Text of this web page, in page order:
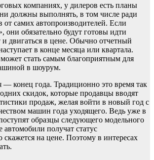
компаниях, у дилеров есть планы
должны выполнять, в том числе ради
от самих автопроизводителей. Если
они обязательно будут готовы идти
и двигаться в цене. Обычно отчетный
в конце месяца или квартала.
стать самым благоприятным для
в шоурум.
— конец года. Традиционно это время так
скидок, которые продавцы вводят
продаж, желая войти в новый год с
машин года уходящего. Ведь уже в
образцы следующего модельного
автомобили получат статус
на цене. Поэтому в интересах